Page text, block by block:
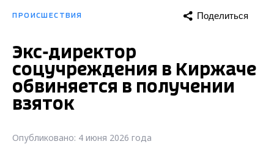
ПРОИСШЕСТВИЯ Поделиться
Экс-директор
соцучреждения в Киржаче
обвиняется в получении
взяток
Опубликовано: 4 июня 2026 года